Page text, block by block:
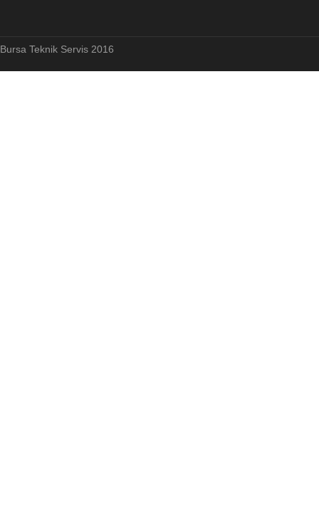
Bursa Teknik Servis 2016